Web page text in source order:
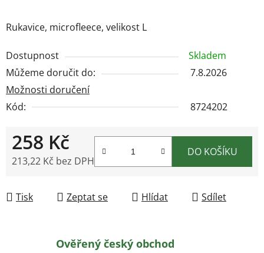
Rukavice, microfleece, velikost L
Dostupnost
Skladem
Můžeme doručit do:
7.8.2026
Možnosti doručení
Kód:
8724202
258 Kč
213,22 Kč bez DPH
DO KOŠÍKU
Tisk Zeptat se Hlídat Sdílet
Ověřený český obchod